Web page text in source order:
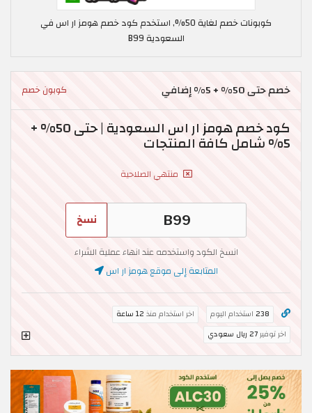
كوبونات خصم لغاية 50%, استخدم كود خصم هومز ار اس في
السعودية B99
خصم حتى 50% + 5% إضافي كوبون خصم
كود خصم هومز ار اس السعودية | حتى 50% +
5% شامل كافة المنتجات
منتهي الصلاحية
نسخ
انسخ الكود واستخدمه عند انهاء عملية الشراء
المتابعة إلى موقع هومز ار اس
238 استخدام اليوم اخر استخدام منذ 12 ساعة
اخر توفير27 ريال سعودي